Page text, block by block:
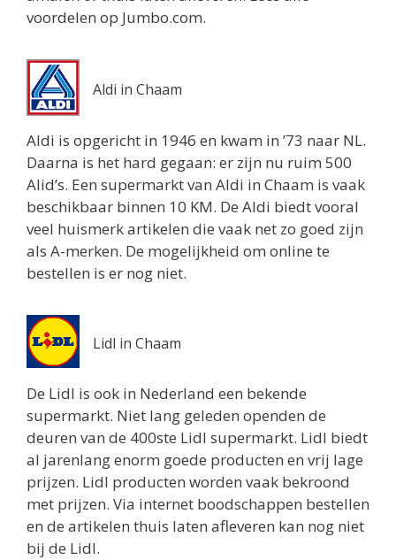
voordelen op Jumbo.com.
Aldi in Chaam
Aldi is opgericht in 1946 en kwam in ’73 naar NL.
Daarna is het hard gegaan: er zijn nu ruim 500
Alid’s. Een supermarkt van Aldi in Chaam is vaak
beschikbaar binnen 10 KM. De Aldi biedt vooral
veel huismerk artikelen die vaak net zo goed zijn
als A-merken. De mogelijkheid om online te
bestellen is er nog niet.
Lidl in Chaam
De Lidl is ook in Nederland een bekende
supermarkt. Niet lang geleden openden de
deuren van de 400ste Lidl supermarkt. Lidl biedt
al jarenlang enorm goede producten en vrij lage
prijzen. Lidl producten worden vaak bekroond
met prijzen. Via internet boodschappen bestellen
en de artikelen thuis laten afleveren kan nog niet
bij de Lidl.